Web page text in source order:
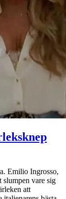
Emilio Ingrosso,
slumpen vare sig
att